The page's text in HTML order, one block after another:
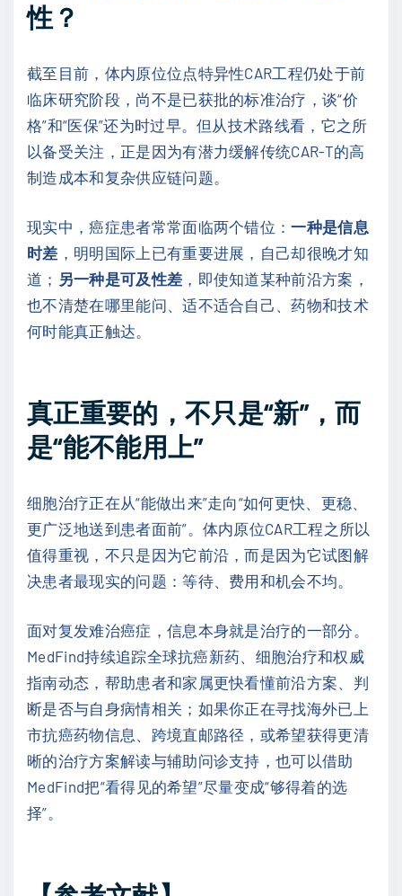
性？
截至目前，体内原位位点特异性CAR工程仍处于前
临床研究阶段，尚不是已获批的标准治疗，谈“价
格”和“医保”还为时过早。但从技术路线看，它之所
以备受关注，正是因为有潜力缓解传统CAR-T的高
制造成本和复杂供应链问题。
现实中，癌症患者常常面临两个错位：一种是信息
时差 ，明明国际上已有重要进展，自己却很晚才知
道； 另一种是可及性差 ，即使知道某种前沿方案，
也不清楚在哪里能问、适不适合自己、药物和技术
何时能真正触达。
真正重要的，不只是“新”，而
是“能不能用上”
细胞治疗正在从“能做出来”走向“如何更快、更稳、
更广泛地送到患者面前”。体内原位CAR工程之所以
值得重视，不只是因为它前沿，而是因为它试图解
决患者最现实的问题：等待、费用和机会不均。
面对复发难治癌症，信息本身就是治疗的一部分。
MedFind持续追踪全球抗癌新药、细胞治疗和权威
指南动态，帮助患者和家属更快看懂前沿方案、判
断是否与自身病情相关；如果你正在寻找海外已上
市抗癌药物信息、跨境直邮路径，或希望获得更清
晰的治疗方案解读与辅助问诊支持，也可以借助
MedFind把“看得见的希望”尽量变成“够得着的选
择”。